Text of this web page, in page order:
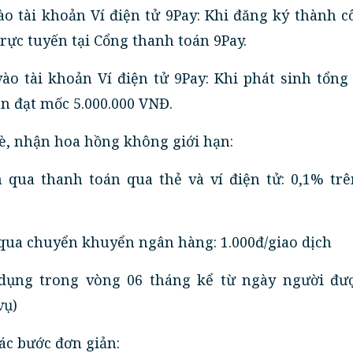
tài khoản Ví điện tử 9Pay: Khi đăng ký thành
tuyến tại Cổng thanh toán 9Pay.
tài khoản Ví điện tử 9Pay: Khi phát sinh
đạt mốc 5.000.000 VNĐ.
nhận hoa hồng không giới hạn:
qua thanh toán qua thẻ và ví điện tử: 0,1%
chuyển khuyển ngân hàng: 1.000đ/giao dịch
trong vòng 06 tháng kể từ ngày người
bước đơn giản: